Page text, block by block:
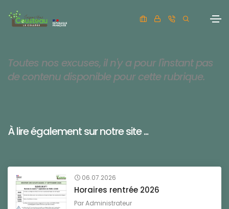
Toutes nos excuses, il n'y a pour l'instant pas
de contenu disponible pour cette rubrique.
À lire également sur notre site ...
06.07.2026
Horaires rentrée 2026
ParAdministrateur